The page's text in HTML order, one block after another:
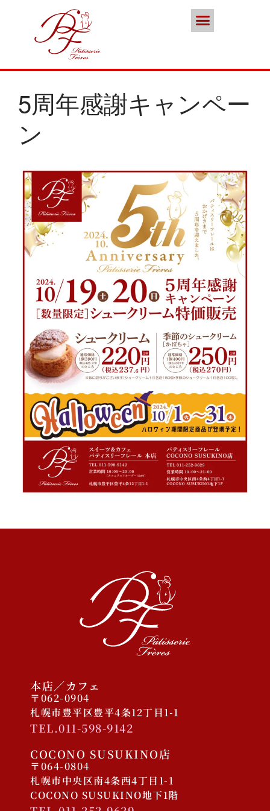
2025年クリスマスケーキのご予
約受付をいたします
さっぽろスイーツコンペティシ
ョン2025 ～neo いちごショー
トケーキ～ 入賞しました
パティスリーフレール 5周年感
謝キャンペーン
2023/11/30 COCONO
SUSUKINO店オープン予定
2025年12月
2025年10月
2025年1月
2024年9月
2023年11月
未分類
ログイン
投稿フィード
5周年感謝キャンペー
ン
本店／カフェ
〒062-0904
札幌市豊平区豊平4条12丁目1-1
TEL.011-598-9142
COCONO SUSUKINO店
〒064-0804
札幌市中央区南4条西4丁目1-1
COCONO SUSUKINO地下1階